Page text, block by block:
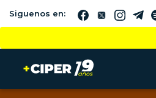
Siguenos en: